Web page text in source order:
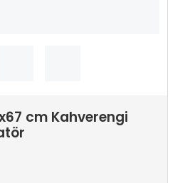
cm Kahverengi